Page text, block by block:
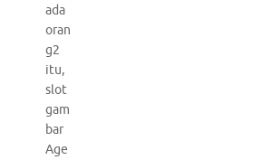
ada
oran
g2
itu,
slot
gam
bar
Age